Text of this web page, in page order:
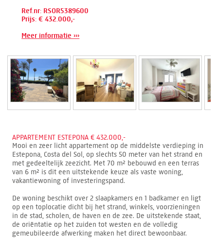
Ref.nr: RSOR5389600
Prijs: € 432.000,-
Meer informatie ›››
APPARTEMENT ESTEPONA € 432.000,-
Mooi en zeer licht appartement op de middelste verdieping in
Estepona, Costa del Sol, op slechts 50 meter van het strand en
met gedeeltelijk zeezicht. Met 70 m² bebouwd en een terras
van 6 m² is dit een uitstekende keuze als vaste woning,
vakantiewoning of investeringspand.
De woning beschikt over 2 slaapkamers en 1 badkamer en ligt
op een toplocatie dicht bij het strand, winkels, voorzieningen
in de stad, scholen, de haven en de zee. De uitstekende staat,
de oriëntatie op het zuiden tot westen en de volledig
gemeubileerde afwerking maken het direct bewoonbaar.